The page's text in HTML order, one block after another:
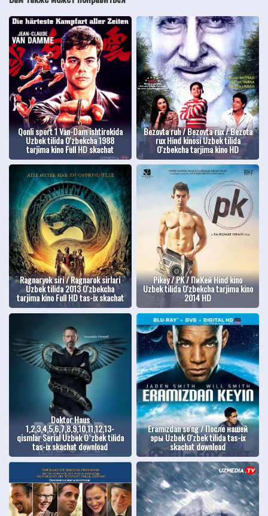
Qonli sport 1 Van-Dam ishtirokida
Uzbek tilida O'zbekcha 1988
tarjima kino Full HD skachat
Bezovta ruh / Bezovta rux / Bezota
rux Hind kinosi Uzbek tilida
O'zbekcha tarjima kino HD
Ragnaryok siri / Ragnarok sirlari
Uzbek tilida 2013 O'zbekcha
tarjima kino Full HD tas-ix skachat
Pikey / PK / ПиКей Hind kino
Uzbek tilida O'zbekcha tarjima kino
2014 HD
Doktor Haus
1,2,3,4,5,6,7,8,9,10,11,12,13-
qismlar Serial Uzbek O`zbek tilida
tas-ix skachat download
Eramizdan so'ng / После нашей
эры Uzbek O'zbek tilida tas-ix
skachat download